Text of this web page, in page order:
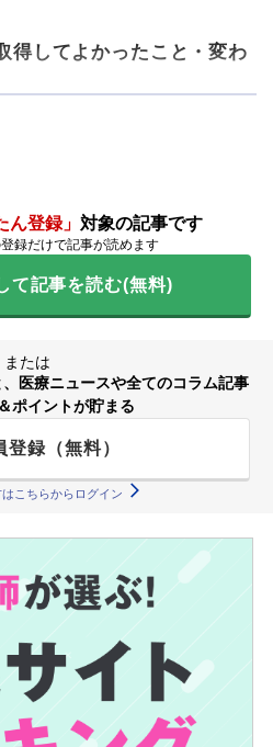
得してよかったこと・変わ
ん登録」 対象の記事です
録だけで記事が読めます
て記事を読む(無料)
または
医療ニュースや全てのコラム記事
ポイントが貯まる
登録（無料）
こちらからログイン